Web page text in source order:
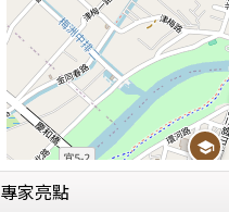
專家亮點